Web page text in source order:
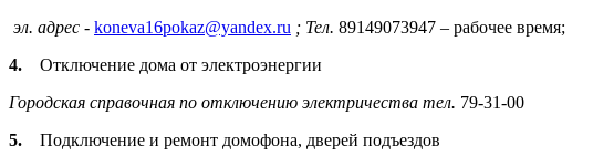
эл. адрес - koneva16pokaz@yandex.ru ; Тел. 89149073947 – рабочее время;
4. Отключение дома от электроэнергии
Городская справочная по отключению электричества тел. 79-31-00
5. Подключение и ремонт домофона, дверей подъездов